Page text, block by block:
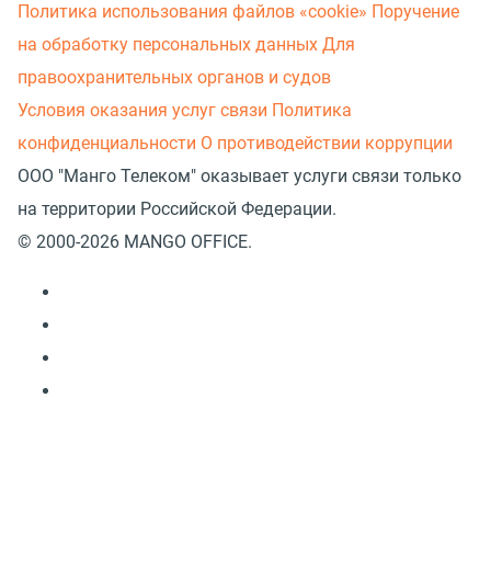
Политика использования файлов «cookie» Поручение
на обработку персональных данных Для
правоохранительных органов и судов
Условия оказания услуг связи Политика
конфиденциальности О противодействии коррупции
ООО "Манго Телеком" оказывает услуги связи только
на территории Российской Федерации.
© 2000-2026 MANGO OFFICE.